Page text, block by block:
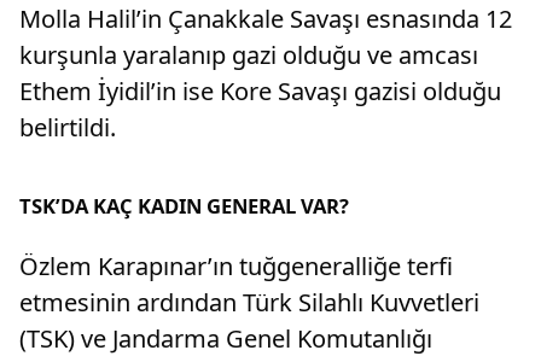
Molla Halil’in Çanakkale Savaşı esnasında 12
kurşunla yaralanıp gazi olduğu ve amcası
Ethem İyidil’in ise Kore Savaşı gazisi olduğu
belirtildi.
TSK’DA KAÇ KADIN GENERAL VAR?
Özlem Karapınar’ın tuğgeneralliğe terfi
etmesinin ardından Türk Silahlı Kuvvetleri
(TSK) ve Jandarma Genel Komutanlığı